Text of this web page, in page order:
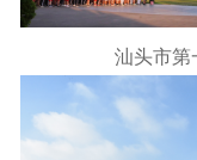
汕头市第